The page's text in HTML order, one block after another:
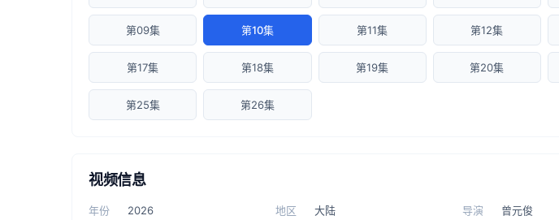
第09集 第10集 第11集 第12集
第17集 第18集 第19集 第20集
第25集 第26集
视频信息
年份 2026 地区 大陆 导演 曾元俊